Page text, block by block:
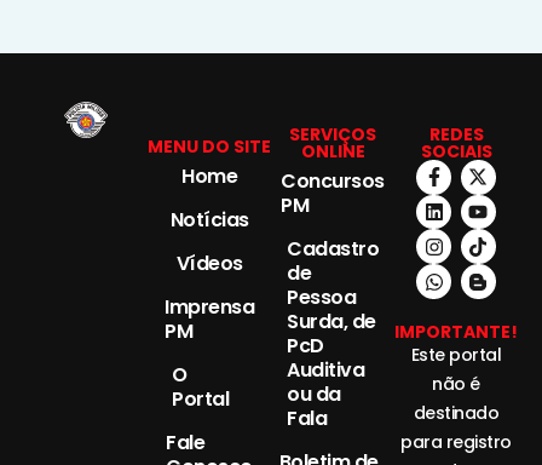
MENU DO SITE
Home
Notícias
Vídeos
Imprensa
PM
O
Portal
Fale
SERVIÇOS
ONLINE
Concursos
PM
Cadastro
de
Pessoa
Surda, de
PcD
Auditiva
ou da
Fala
REDES
SOCIAIS
IMPORTANTE!
Este portal
não é
destinado
para registro